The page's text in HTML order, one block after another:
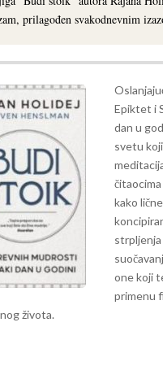
prilagođen svakodnevnim
Epiktet i
dan u
svetu
kako
strpljenja
one koji
primenu
života.